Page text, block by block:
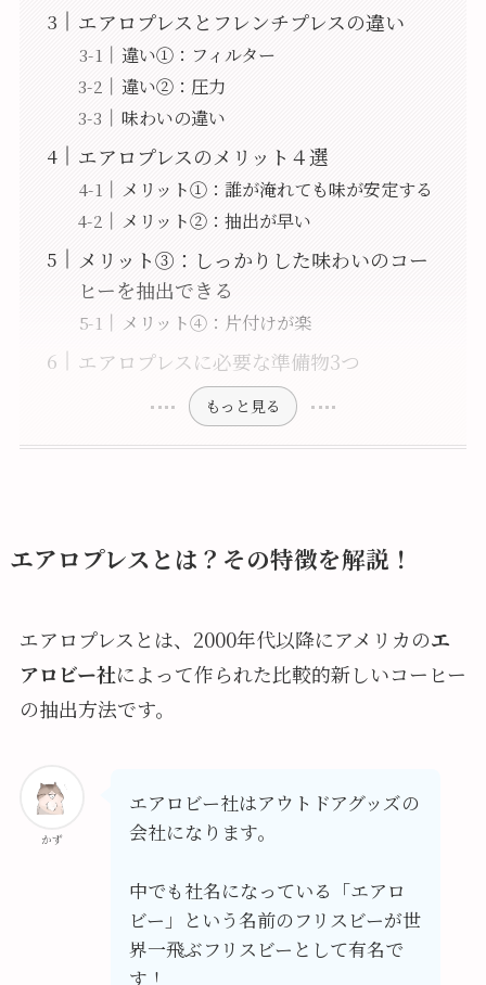
エアロプレスとフレンチプレスの違い
違い①：フィルター
違い②：圧力
味わいの違い
エアロプレスのメリット４選
メリット①：誰が淹れても味が安定する
メリット②：抽出が早い
メリット③：しっかりした味わいのコー
ヒーを抽出できる
メリット④：片付けが楽
エアロプレスに必要な準備物3つ
もっと見る
エアロプレスとは？その特徴を解説！
エアロプレスとは、2000年代以降にアメリカのエ
アロビー社によって作られた比較的新しいコーヒー
の抽出方法です。
かず
エアロビー社はアウトドアグッズの
会社になります。
中でも社名になっている「エアロ
ビー」という名前のフリスビーが世
界一飛ぶフリスビーとして有名で
す！